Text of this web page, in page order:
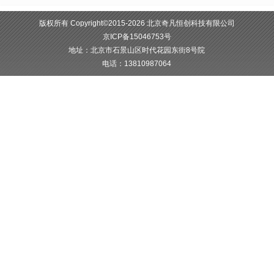
版权所有 Copyright©2015-2026 北京奇凡恒创科技有限公司
京ICP备15046753号
地址：北京市石景山区时代花园东街8号院
电话：13810987064